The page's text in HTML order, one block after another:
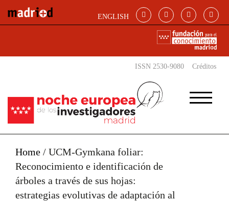
ENGLISH
ISSN 2530-9080 Créditos
Home / UCM-Gymkana foliar:
Reconocimiento e identificación de
árboles a través de sus hojas:
estrategias evolutivas de adaptación al